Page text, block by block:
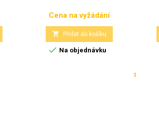
Cena
Cena na vyžádání
 Přidat do košíku
 Na objednávku
1